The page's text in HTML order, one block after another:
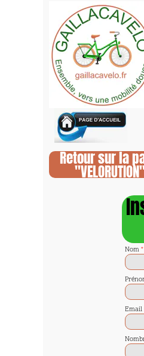
Retour sur la
Nom *
Email